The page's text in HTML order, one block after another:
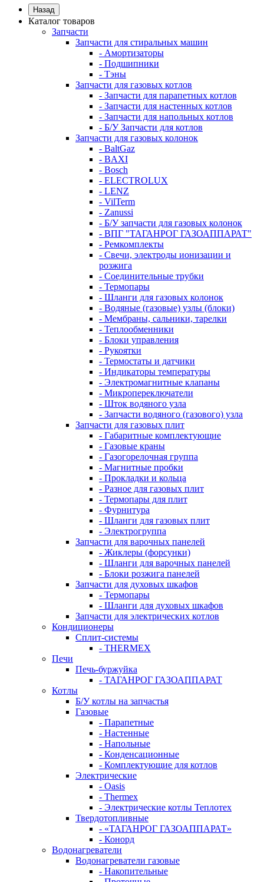
Назад
Каталог товаров
Запчасти
Запчасти для стиральных машин
- Амортизаторы
- Подшипники
- Тэны
Запчасти для газовых котлов
- Запчасти для парапетных котлов
- Запчасти для настенных котлов
- Запчасти для напольных котлов
- Б/У Запчасти для котлов
Запчасти для газовых колонок
- BaltGaz
- BAXI
- Bosch
- ELECTROLUX
- LENZ
- VilTerm
- Zanussi
- Б/У запчасти для газовых колонок
- ВПГ "ТАГАНРОГ ГАЗОАППАРАТ"
- Ремкомплекты
- Свечи, электроды ионизации и
розжига
- Соединительные трубки
- Термопары
- Шланги для газовых колонок
- Водяные (газовые) узлы (блоки)
- Мембраны, сальники, тарелки
- Теплообменники
- Блоки управления
- Рукоятки
- Термостаты и датчики
- Индикаторы температуры
- Электромагнитные клапаны
- Микропереключатели
- Шток водяного узла
- Запчасти водяного (газового) узла
Запчасти для газовых плит
- Габаритные комплектующие
- Газовые краны
- Газогорелочная группа
- Магнитные пробки
- Прокладки и кольца
- Разное для газовых плит
- Термопары для плит
- Фурнитура
- Шланги для газовых плит
- Электрогруппа
Запчасти для варочных панелей
- Жиклеры (форсунки)
- Шланги для варочных панелей
- Блоки розжига панелей
Запчасти для духовых шкафов
- Термопары
- Шланги для духовых шкафов
Запчасти для электрических котлов
Кондиционеры
Сплит-системы
- THERMEX
Печи
Печь-буржуйка
- ТАГАНРОГ ГАЗОАППАРАТ
Котлы
Б/У котлы на запчастья
Газовые
- Парапетные
- Настенные
- Напольные
- Конденсационные
- Комплектующие для котлов
Электрические
- Oasis
- Thermex
- Электрические котлы Теплотех
Твердотопливные
- «ТАГАНРОГ ГАЗОАППАРАТ»
- Конорд
Водонагреватели
Водонагреватели газовые
- Накопительные